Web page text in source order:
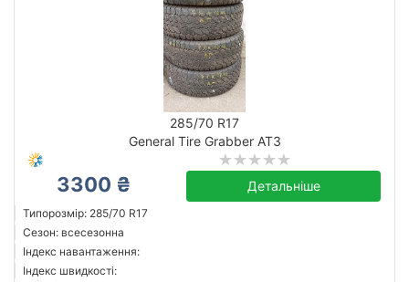
285/70 R17
General Tire Grabber AT3
3300 ₴ Детальніше
Типорозмір: 285/70 R17
Сезон: всесезонна
Індекс навантаження:
Індекс швидкості: